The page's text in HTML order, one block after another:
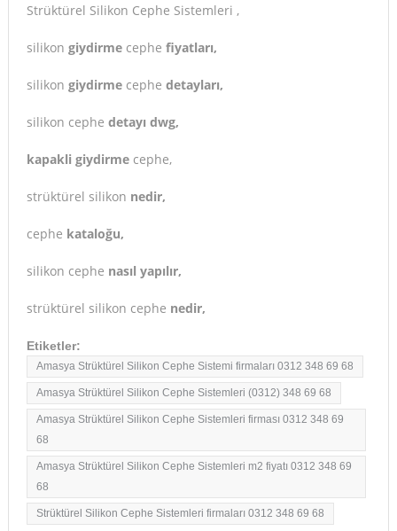
Strüktürel Silikon Cephe Sistemleri ,
silikon giydirmecephe fiyatları,
silikon giydirmecephe detayları,
silikon cephe detayı dwg,
kapakli giydirmecephe,
strüktürel silikon nedir,
cephe kataloğu,
silikon cephe nasıl yapılır,
strüktürel silikon cephe nedir,
Etiketler:
Amasya Strüktürel Silikon Cephe Sistemi firmaları 0312 348 69 68
Amasya Strüktürel Silikon Cephe Sistemleri (0312) 348 69 68
Amasya Strüktürel Silikon Cephe Sistemleri firması 0312 348 69
68
Amasya Strüktürel Silikon Cephe Sistemleri m2 fiyatı 0312 348 69
68
Strüktürel Silikon Cephe Sistemleri firmaları 0312 348 69 68